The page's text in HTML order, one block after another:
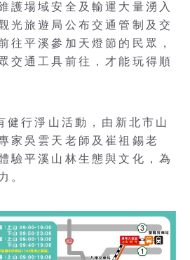
護場域安全及輸運大量湧入
光旅遊局公布交通管制及交
往平溪參加天燈節的民眾，
交通工具前往，才能玩得順
健行淨山活動，由新北市山
家吳雲天老師及崔祖錫老
驗平溪山林生態與文化，為
。